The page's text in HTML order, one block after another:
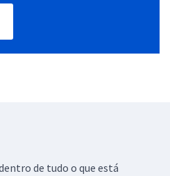
de tudo o que está